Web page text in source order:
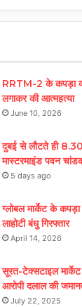
RRTM-2 के कपड़ा
लगाकर की आत्महत्या
June 10, 2026
दुबई से लौटते ही
मास्टरमाइंड पवन
5 days ago
ग्लोबल मार्केट के कपड़ा
लाहोटी बंधु गिरफ्तार
April 14, 2026
सूरत-टेक्सटाइल
आरोपी दलाल की
July 22, 2025